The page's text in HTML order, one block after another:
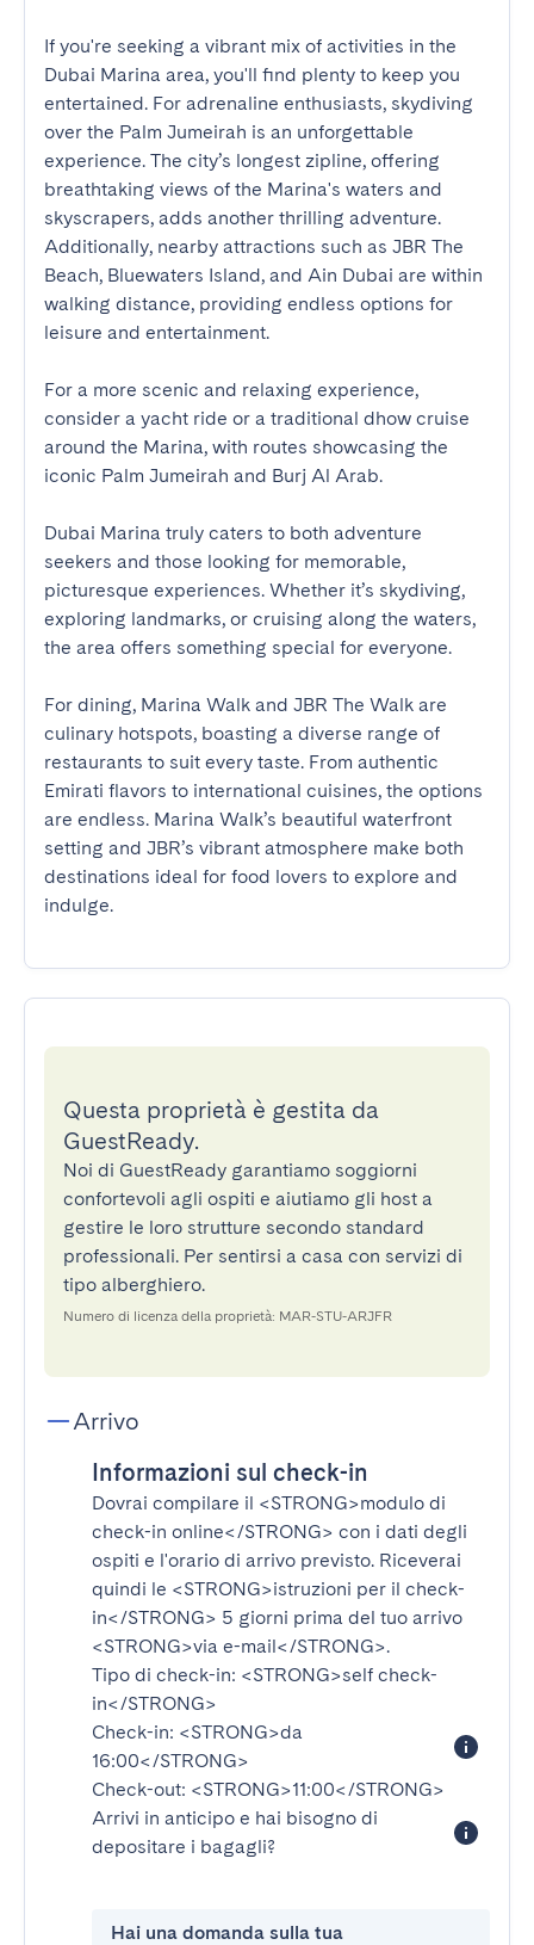
If you're seeking a vibrant mix of activities in the
Dubai Marina area, you'll find plenty to keep you
entertained. For adrenaline enthusiasts, skydiving
over the Palm Jumeirah is an unforgettable
experience. The city’s longest zipline, offering
breathtaking views of the Marina's waters and
skyscrapers, adds another thrilling adventure.
Additionally, nearby attractions such as JBR The
Beach, Bluewaters Island, and Ain Dubai are within
walking distance, providing endless options for
leisure and entertainment.
For a more scenic and relaxing experience,
consider a yacht ride or a traditional dhow cruise
around the Marina, with routes showcasing the
iconic Palm Jumeirah and Burj Al Arab.
Dubai Marina truly caters to both adventure
seekers and those looking for memorable,
picturesque experiences. Whether it’s skydiving,
exploring landmarks, or cruising along the waters,
the area offers something special for everyone.
For dining, Marina Walk and JBR The Walk are
culinary hotspots, boasting a diverse range of
restaurants to suit every taste. From authentic
Emirati flavors to international cuisines, the options
are endless. Marina Walk’s beautiful waterfront
setting and JBR’s vibrant atmosphere make both
destinations ideal for food lovers to explore and
indulge.
Questa proprietà è gestita da
GuestReady.
Noi di GuestReady garantiamo soggiorni
confortevoli agli ospiti e aiutiamo gli host a
gestire le loro strutture secondo standard
professionali. Per sentirsi a casa con servizi di
tipo alberghiero.
Numero di licenza della proprietà: MAR-STU-ARJFR
Arrivo
Informazioni sul check-in
Dovrai compilare il <STRONG>modulo di
check-in online</STRONG> con i dati degli
ospiti e l'orario di arrivo previsto. Riceverai
quindi le <STRONG>istruzioni per il check-
in</STRONG> 5 giorni prima del tuo arrivo
<STRONG>via e-mail</STRONG>.
Tipo di check-in: <STRONG>self check-
in</STRONG>
Check-in: <STRONG>da
16:00</STRONG>
Check-out: <STRONG>11:00</STRONG>
Arrivi in anticipo e hai bisogno di
depositare i bagagli?
Hai una domanda sulla tua